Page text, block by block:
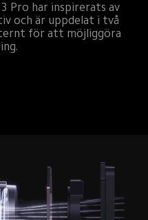
Pro har inspirerats av
och är uppdelat i två
för att möjliggöra